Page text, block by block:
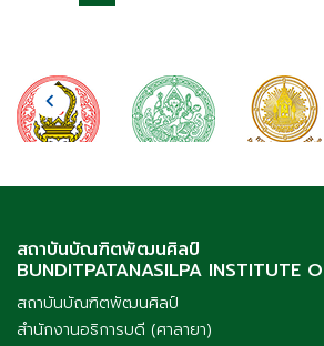
สถาบันบัณฑิตพัฒนศิลป์
BUNDITPATANASILPA INSTITUTE
สถาบันบัณฑิตพัฒนศิลป์
สำนักงานอธิการบดี (ศาลายา)